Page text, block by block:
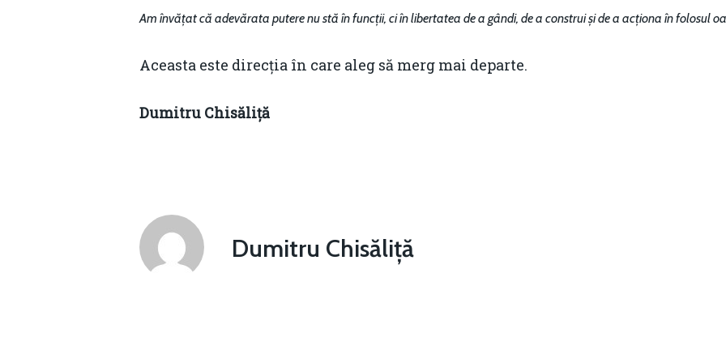
Am învățat că adevărata putere nu stă în funcții, ci în libertatea de a gândi, de a construi și de a acționa în folosul
Aceasta este direcția în care aleg să merg mai departe.
Dumitru Chisăliță
Dumitru Chisăliță